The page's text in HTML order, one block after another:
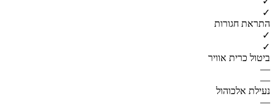
✓
התראת חגורות
✓
✓
ביטול כרית אוויר
—
—
נעילת אלכוהול
—